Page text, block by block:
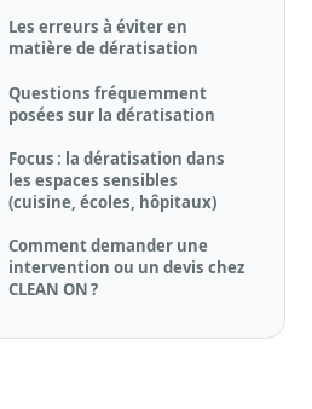
Les erreurs à éviter en
matière de dératisation
Questions fréquemment
posées sur la dératisation
Focus : la dératisation dans
les espaces sensibles
(cuisine, écoles, hôpitaux)
Comment demander une
intervention ou un devis chez
CLEAN ON ?